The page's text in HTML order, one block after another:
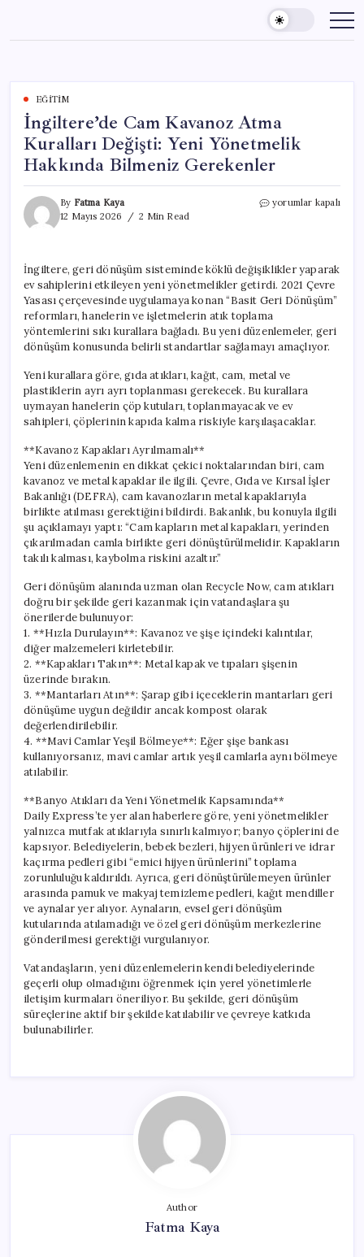
content
EĞITIM
İngiltere’de Cam Kavanoz Atma
Kuralları Değişti: Yeni Yönetmelik
Hakkında Bilmeniz Gerekenler
By Fatma Kaya
12 Mayıs 2026
2 Min Read
İngiltere’de
Değişti:
Yeni
Yönetmelik
Hakkında
Bilmeniz
Gerekenler
için
yorumlar kapalı
İngiltere, geri dönüşüm sisteminde köklü değişiklikler yaparak
ev sahiplerini etkileyen yeni yönetmelikler getirdi. 2021 Çevre
Yasası çerçevesinde uygulamaya konan “Basit Geri Dönüşüm”
reformları, hanelerin ve işletmelerin atık toplama
yöntemlerini sıkı kurallara bağladı. Bu yeni düzenlemeler, geri
dönüşüm konusunda belirli standartlar sağlamayı amaçlıyor.
Yeni kurallara göre, gıda atıkları, kağıt, cam, metal ve
plastiklerin ayrı ayrı toplanması gerekecek. Bu kurallara
uymayan hanelerin çöp kutuları, toplanmayacak ve ev
sahipleri, çöplerinin kapıda kalma riskiyle karşılaşacaklar.
**Kavanoz Kapakları Ayrılmamalı**
Yeni düzenlemenin en dikkat çekici noktalarından biri, cam
kavanoz ve metal kapaklar ile ilgili. Çevre, Gıda ve Kırsal İşler
Bakanlığı (DEFRA), cam kavanozların metal kapaklarıyla
birlikte atılması gerektiğini bildirdi. Bakanlık, bu konuyla ilgili
şu açıklamayı yaptı: “Cam kapların metal kapakları, yerinden
çıkarılmadan camla birlikte geri dönüştürülmelidir. Kapakların
takılı kalması, kaybolma riskini azaltır.”
Geri dönüşüm alanında uzman olan Recycle Now, cam atıkları
doğru bir şekilde geri kazanmak için vatandaşlara şu
önerilerde bulunuyor:
1. **Hızla Durulayın**: Kavanoz ve şişe içindeki kalıntılar,
diğer malzemeleri kirletebilir.
2. **Kapakları Takın**: Metal kapak ve tıpaları şişenin
üzerinde bırakın.
3. **Mantarları Atın**: Şarap gibi içeceklerin mantarları geri
dönüşüme uygun değildir ancak kompost olarak
değerlendirilebilir.
4. **Mavi Camlar Yeşil Bölmeye**: Eğer şişe bankası
kullanıyorsanız, mavi camlar artık yeşil camlarla aynı bölmeye
atılabilir.
**Banyo Atıkları da Yeni Yönetmelik Kapsamında**
Daily Express’te yer alan haberlere göre, yeni yönetmelikler
yalnızca mutfak atıklarıyla sınırlı kalmıyor; banyo çöplerini de
kapsıyor. Belediyelerin, bebek bezleri, hijyen ürünleri ve idrar
kaçırma pedleri gibi “emici hijyen ürünlerini” toplama
zorunluluğu kaldırıldı. Ayrıca, geri dönüştürülemeyen ürünler
arasında pamuk ve makyaj temizleme pedleri, kağıt mendiller
ve aynalar yer alıyor. Aynaların, evsel geri dönüşüm
kutularında atılamadığı ve özel geri dönüşüm merkezlerine
gönderilmesi gerektiği vurgulanıyor.
Vatandaşların, yeni düzenlemelerin kendi belediyelerinde
geçerli olup olmadığını öğrenmek için yerel yönetimlerle
iletişim kurmaları öneriliyor. Bu şekilde, geri dönüşüm
süreçlerine aktif bir şekilde katılabilir ve çevreye katkıda
bulunabilirler.
Author
Fatma Kaya